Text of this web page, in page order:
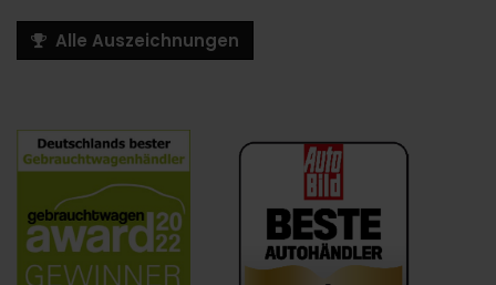
Alle Auszeichnungen